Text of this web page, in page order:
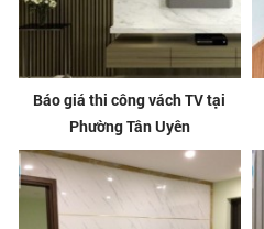
Báo giá thi công vách TV tại
Phường Tân Uyên